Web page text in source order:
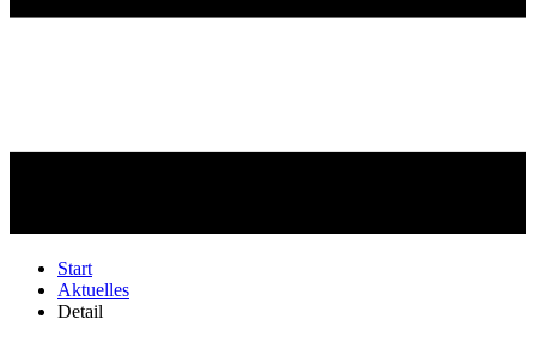
Start
Aktuelles
Detail